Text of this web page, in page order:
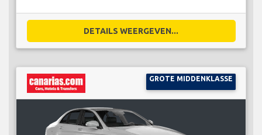
DETAILS WEERGEVEN...
GROTE MIDDENKLASSE